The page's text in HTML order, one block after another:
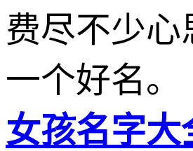
费尽不少心
一个好名。
女孩名字大